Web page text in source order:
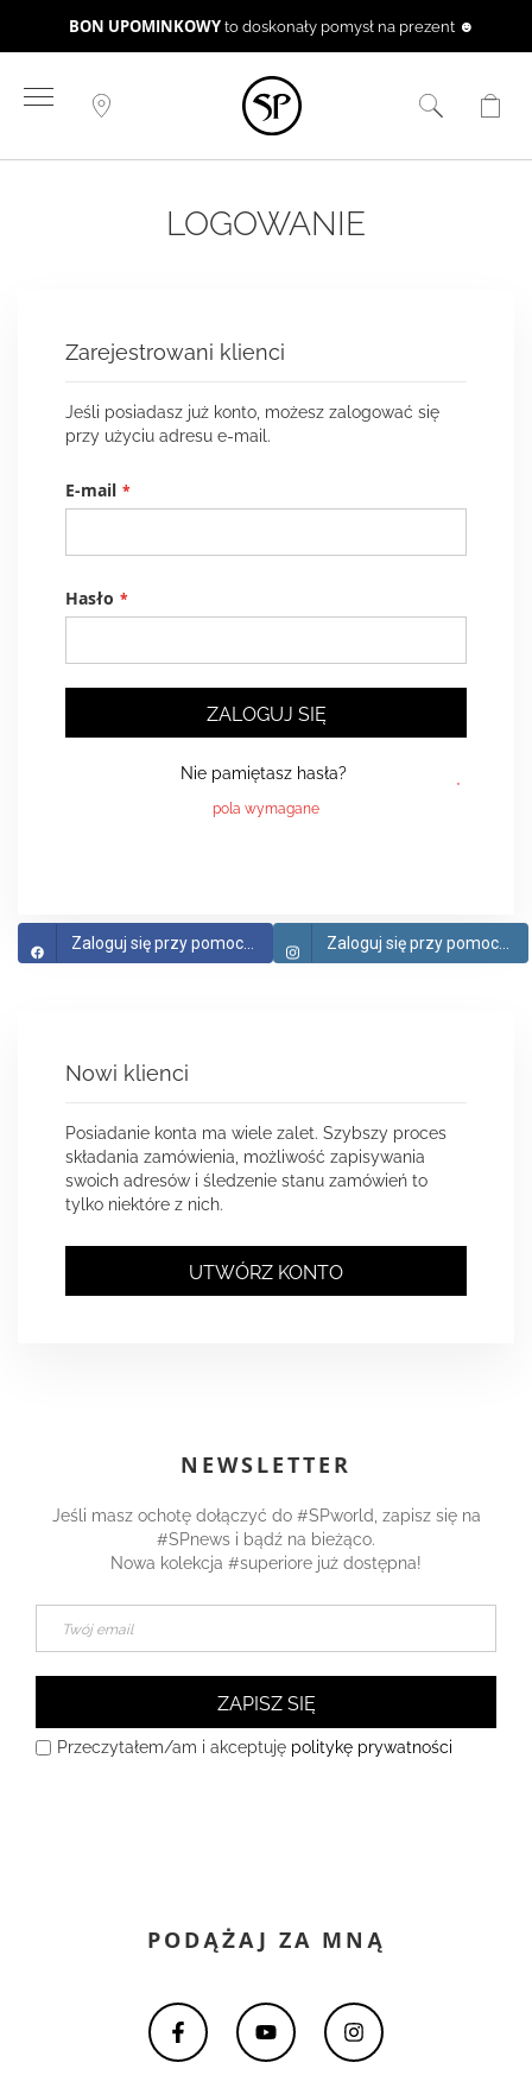
BON UPOMINKOWYto doskonały pomysł na prezent ☻
do
treści
LOGOWANIE
Zarejestrowani klienci
Jeśli posiadasz już konto, możesz zalogować się
przy użyciu adresu e-mail.
E-mail
Hasło
ZALOGUJ SIĘ
Nie pamiętasz hasła?
Zaloguj się przy pomocy Facebook Zaloguj się przy pomocy Instagram
Nowi klienci
Posiadanie konta ma wiele zalet. Szybszy proces
składania zamówienia, możliwość zapisywania
swoich adresów i śledzenie stanu zamówień to
tylko niektóre z nich.
UTWÓRZ KONTO
NEWSLETTER
Jeśli masz ochotę dołączyć do #SPworld, zapisz się na
#SPnews i bądź na bieżąco.
Nowa kolekcja #superiore już dostępna!
ZAPISZ SIĘ
Przeczytałem/am i akceptuję politykę prywatności
PODĄŻAJ ZA MNĄ